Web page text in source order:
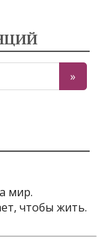
мир.
чтобы жить.